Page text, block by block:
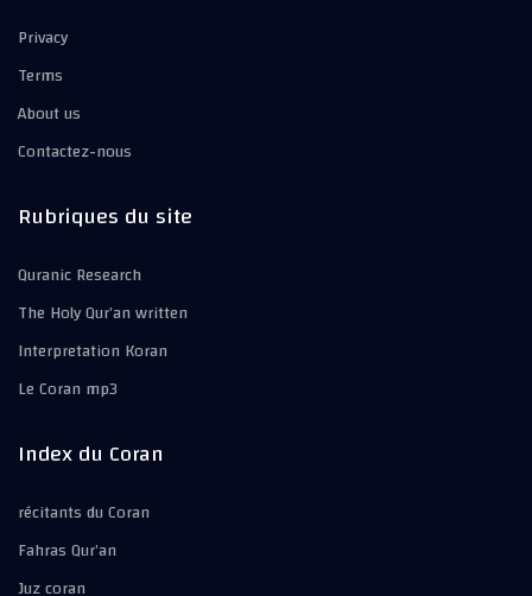
Privacy
Terms
About us
Contactez-nous
Rubriques du site
Quranic Research
The Holy Qur’an written
Interpretation Koran
Le Coran mp3
Index du Coran
récitants du Coran
Fahras Qur’an
Juz coran